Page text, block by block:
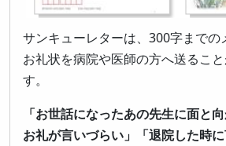
サンキューレターは、300字までの
お礼状を病院や医師の方へ送るこ
す。
「お世話になったあの先生に面と
お礼が言いづらい」「退院した時